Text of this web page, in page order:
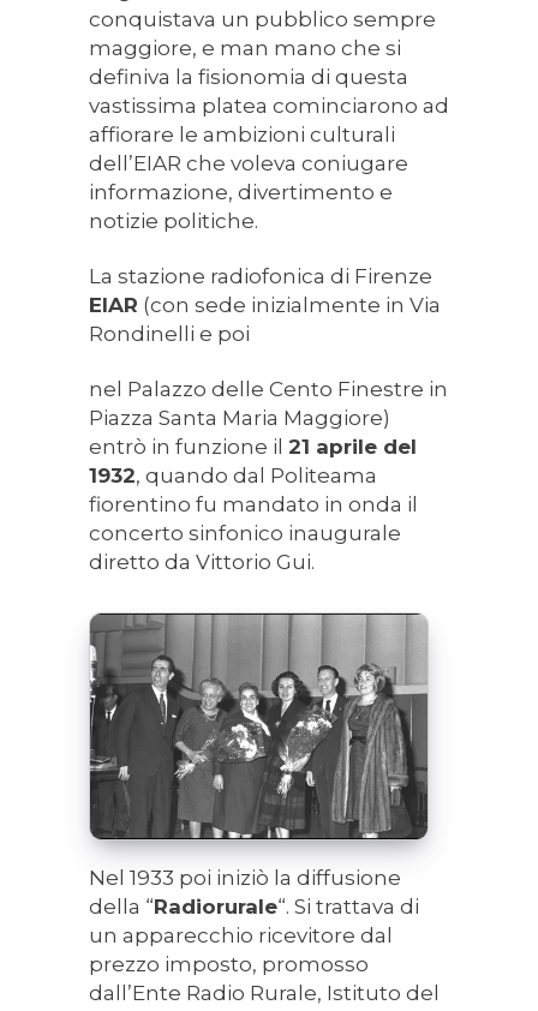
conquistava un pubblico sempre
maggiore, e man mano che si
definiva la fisionomia di questa
vastissima platea cominciarono ad
affiorare le ambizioni culturali
dell’EIAR che voleva coniugare
informazione, divertimento e
notizie politiche.
La stazione radiofonica di Firenze
EIAR (con sede inizialmente in Via
Rondinelli e poi
nel Palazzo delle Cento Finestre in
Piazza Santa Maria Maggiore)
entrò in funzione il 21 aprile del
1932, quando dal Politeama
fiorentino fu mandato in onda il
concerto sinfonico inaugurale
diretto da Vittorio Gui.
Nel 1933 poi iniziò la diffusione
della “Radiorurale“. Si trattava di
un apparecchio ricevitore dal
prezzo imposto, promosso
dall’Ente Radio Rurale, Istituto del